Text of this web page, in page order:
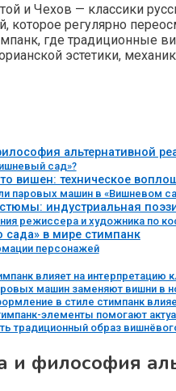
и Чехов — классики
которое регулярно
где традиционные
эстетики,
альтернативной
сад»?
вишен: техническое
паровых машин в «Вишневом
индустриальная
режиссера и художника по
в мире стимпанк
персонажей
влияет на
машин заменяют вишни в
в стиле стимпанк
элементы помогают
традиционный образ
и философия